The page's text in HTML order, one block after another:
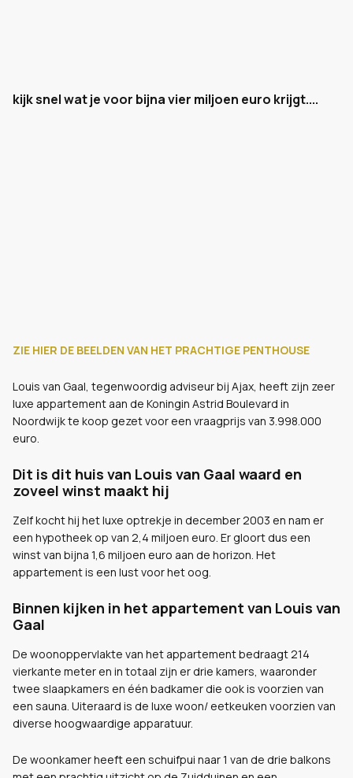
kijk snel wat je voor bijna vier miljoen euro krijgt....
ZIE HIER DE BEELDEN VAN HET PRACHTIGE PENTHOUSE
Louis van Gaal, tegenwoordig adviseur bij Ajax, heeft zijn zeer
luxe appartement aan de Koningin Astrid Boulevard in
Noordwijk te koop gezet voor een vraagprijs van 3.998.000
euro.
Dit is dit huis van Louis van Gaal waard en
zoveel winst maakt hij
Zelf kocht hij het luxe optrekje in december 2003 en nam er
een hypotheek op van 2,4 miljoen euro. Er gloort dus een
winst van bijna 1,6 miljoen euro aan de horizon. Het
appartement is een lust voor het oog.
Binnen kijken in het appartement van Louis van
Gaal
De woonoppervlakte van het appartement bedraagt 214
vierkante meter en in totaal zijn er drie kamers, waaronder
twee slaapkamers en één badkamer die ook is voorzien van
een sauna. Uiteraard is de luxe woon/ eetkeuken voorzien van
diverse hoogwaardige apparatuur.
De woonkamer heeft een schuifpui naar 1 van de drie balkons